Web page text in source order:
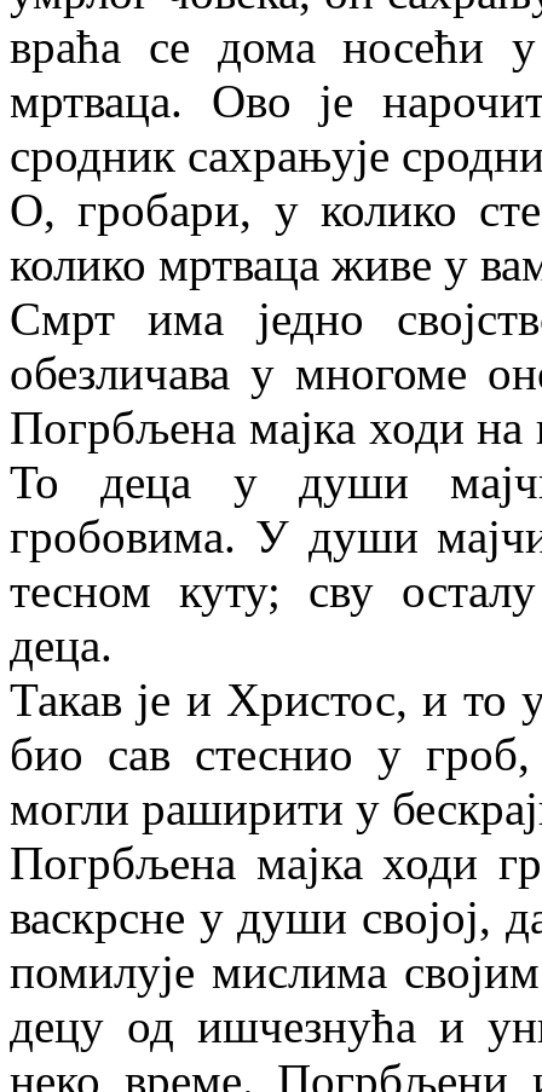
враћа се дома носећи
мртваца. Ово је
сродник сахрањује
О, гробари, у колико
колико мртваца живе у
Смрт има једно
обезличава у многоме
Погрбљена мајка ходи на
То деца у души
гробовима. У души
тесном куту; сву
деца.
Такав је и Христос, и то
био сав стеснио у
могли раширити у
Погрбљена мајка ходи
васкрсне у души својој,
помилује мислима
децу од ишчезнућа и
неко време. Погрбљени